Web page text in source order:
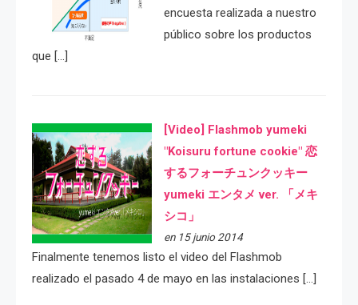
encuesta realizada a nuestro
público sobre los productos
que […]
[Video] Flashmob yumeki
"Koisuru fortune cookie" 恋
するフォーチュンクッキー
yumeki エンタメ ver. 「メキ
シコ」
en 15 junio 2014
Finalmente tenemos listo el video del Flashmob
realizado el pasado 4 de mayo en las instalaciones […]